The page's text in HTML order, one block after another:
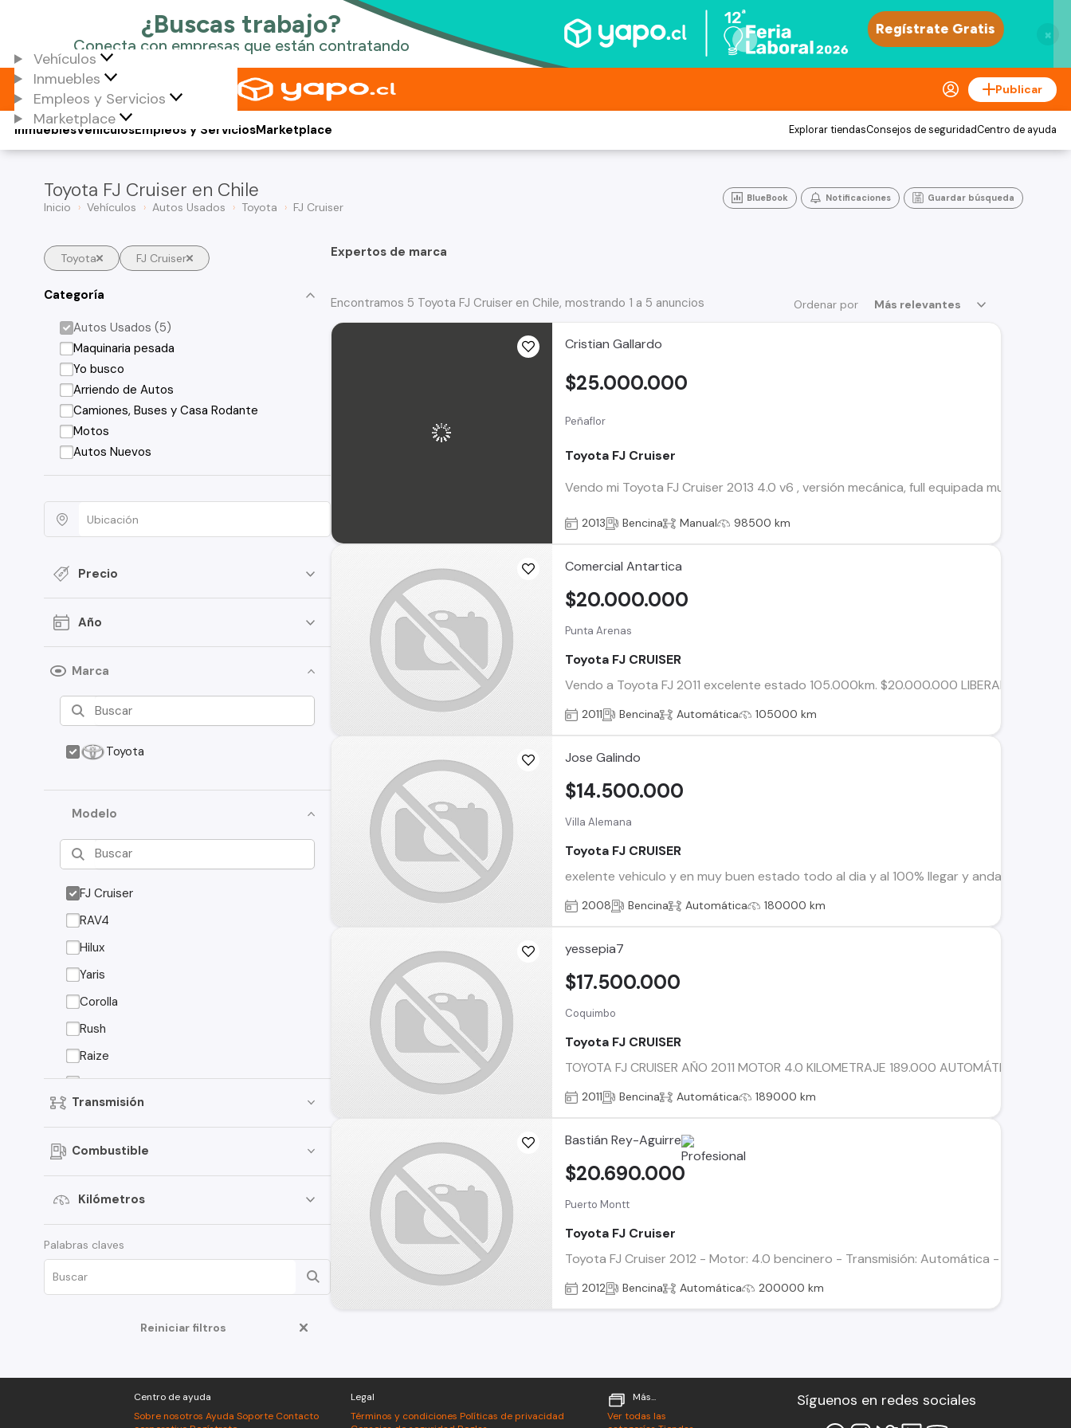
×
Vehículos
Inmuebles
Empleos y Servicios
Marketplace
Publicar
Vehículos
Inmuebles Empleos y ServiciosMarketplace Explorar tiendasConsejos de seguridadCentro de ayuda
Toyota FJ Cruiser en Chile
Inicio Vehículos Autos Usados Toyota FJ Cruiser
BlueBook Notificaciones Guardar búsqueda
Toyota FJ Cruiser
Categoría
Autos Usados (5)
Maquinaria pesada
Yo busco
Arriendo de Autos
Camiones, Buses y Casa Rodante
Motos
Autos Nuevos
Precio
Año
Marca
Toyota
Modelo
FJ Cruiser
RAV4
Hilux
Yaris
Corolla
Rush
Raize
4Runner
Corolla Cross
RAV4 Hybrid
Auris
Land Cruiser Prado
Prius
Camry
Transmisión
Combustible
Kilómetros
Palabras claves
Reiniciar filtros
Expertos de marca
Ordenar por Más relevantes
Encontramos 5 Toyota FJ Cruiser en Chile, mostrando 1 a 5 anuncios
Cristian Gallardo
Peñaflor
Toyota FJ Cruiser
Vendo mi Toyota FJ Cruiser 2013 4.0 v6 , versión mecánica, full equipada muy difícil
$25.000.000
2013 Bencina Manual 98500 km
Comercial Antartica
Punta Arenas
Toyota FJ CRUISER
Vendo a Toyota FJ 2011 excelente estado 105.000km. $20.000.000 LIBERADO
$20.000.000
2011 Bencina Automática 105000 km
Jose Galindo
Villa Alemana
Toyota FJ CRUISER
exelente vehiculo y en muy buen estado todo al dia y al 100% llegar y andar
$14.500.000
2008 Bencina Automática 180000 km
yessepia7
Coquimbo
Toyota FJ CRUISER
TOYOTA FJ CRUISER AÑO 2011 MOTOR 4.0 KILOMETRAJE 189.000 AUTOMÁTICA 4x4
$17.500.000
2011 Bencina Automática 189000 km
Bastián Rey-Aguirre
Puerto Montt
Toyota FJ Cruiser
Toyota FJ Cruiser 2012 - Motor: 4.0 bencinero - Transmisión: Automática - Color:
$20.690.000
2012 Bencina Automática 200000 km
Centro de ayuda
Sobre nosotros Ayuda Soporte Contacto
Legal
Términos y condiciones Políticas de privacidad
Más...
Ver todas las
Síguenos en redes sociales